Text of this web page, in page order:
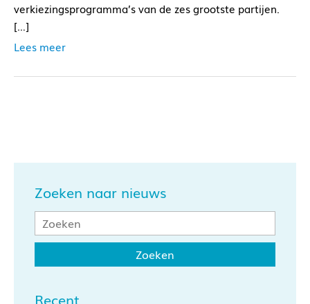
verkiezingsprogramma’s van de zes grootste partijen.
[…]
Lees meer
Zoeken naar nieuws
Recent